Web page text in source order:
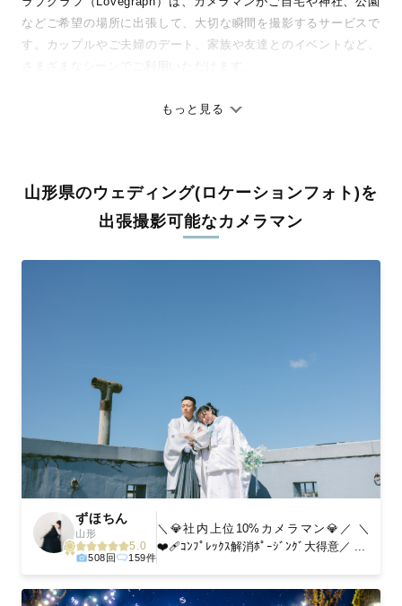
などご希望の場所に出張して、大切な瞬間を撮影するサービスで
す。カップルやご夫婦のデート、家族や友達とのイベントなど、
ありのままの空気感を大切に、何十年経っても見返したくなるよ
料金は全国どこでも一律。わかりやすく安心の価格設定です。オ
リジナルの研修と厳正な審査に合格し、撮影技術やホスピタリテ
ィを身につけたプロのカメラマンが全国47都道府県に在籍してい
整。自然な雰囲気を残しつつも、おしゃれで洗練された仕上がり
に。きっと「こんな写真を撮ってほしかった！」と思える一枚に
出会えます。まずは、ラブグラフの
もっと見る
山形県のウェディング(ロケーションフォト)を
出張撮影可能なカメラマン
ずほちん
山形
5.0
508回 159件
＼💎社内上位10%カメラマン💎／ ＼
❤️‍🩹ｺﾝﾌﾟﾚｯｸｽ解消ﾎﾟｰｼﾞﾝｸﾞ大得意／ ...